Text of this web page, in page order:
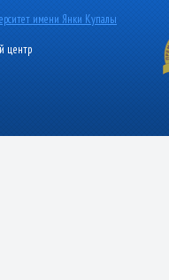
имени Янки Купалы
центр